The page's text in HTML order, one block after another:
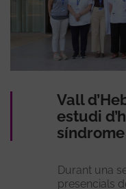
Vall
estudi
Durant una
presencials